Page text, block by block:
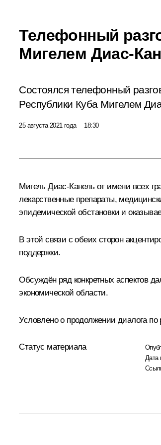
Телефонный
Мигелем Диас-
Состоялся телефонный
Республики Куба Мигелем
25 августа 2021 года 18:30
Мигель Диас-Канельот имени всех
лекарственные препараты,
эпидемической обстановки и
В этой связи с обеих сторон
поддержки.
Обсуждён ряд конкретных аспектов
экономической области.
Условлено о продолжении диалога
Статус материала
Дата